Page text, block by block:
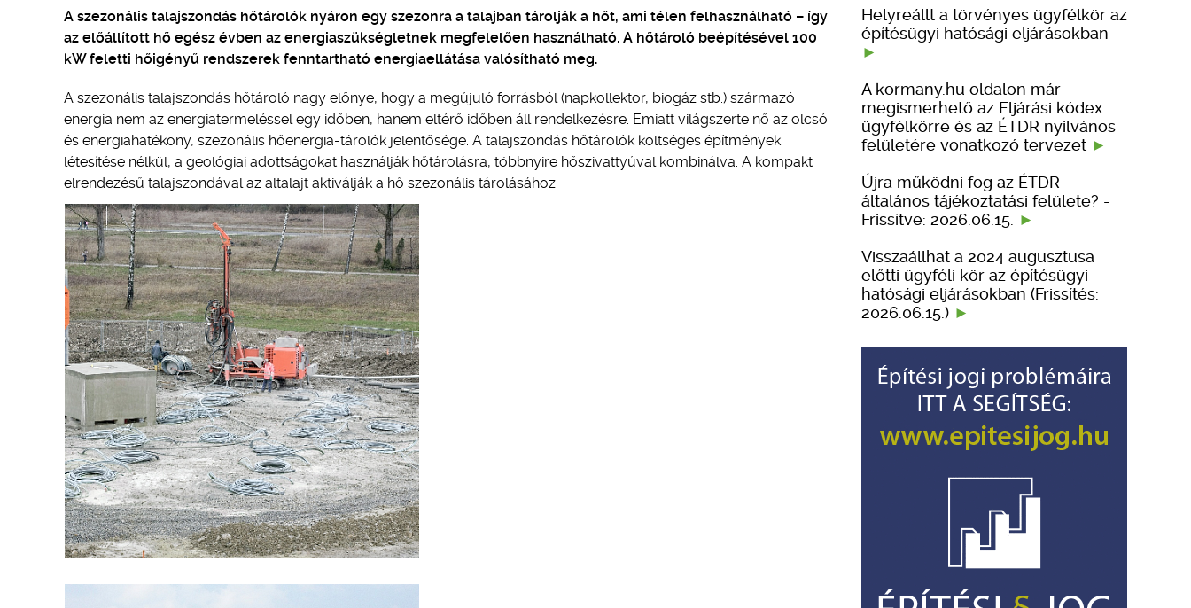
A szezonális talajszondás hőtárolók nyáron egy szezonra a talajban tárolják a hőt, ami télen felhasználható – így
az előállított hő egész évben az energiaszükségletnek megfelelően használható. A hőtároló beépítésével 100
kW feletti hőigényű rendszerek fenntartható energiaellátása valósítható meg.
A szezonális talajszondás hőtároló nagy előnye, hogy a megújuló forrásból (napkollektor, biogáz stb.) származó
energia nem az energiatermeléssel egy időben, hanem eltérő időben áll rendelkezésre. Emiatt világszerte nő az olcsó
és energiahatékony, szezonális hőenergia-tárolók jelentősége. A talajszondás hőtárolók költséges építmények
létesítése nélkül, a geológiai adottságokat használják hőtárolásra, többnyire hőszivattyúval kombinálva. A kompakt
elrendezésű talajszondával az altalajt aktiválják a hő szezonális tárolásához.
Helyreállt a törvényes ügyfélkör az
építésügyi hatósági eljárásokban
A kormany.hu oldalon már
megismerhető az Eljárási kódex
ügyfélkörre és az ÉTDR nyilvános
felületére vonatkozó tervezet
Újra működni fog az ÉTDR
általános tájékoztatási felülete? -
Frissítve: 2026.06.15.
Visszaállhat a 2024 augusztusa
előtti ügyféli kör az építésügyi
hatósági eljárásokban (Frissítés:
2026.06.15.)